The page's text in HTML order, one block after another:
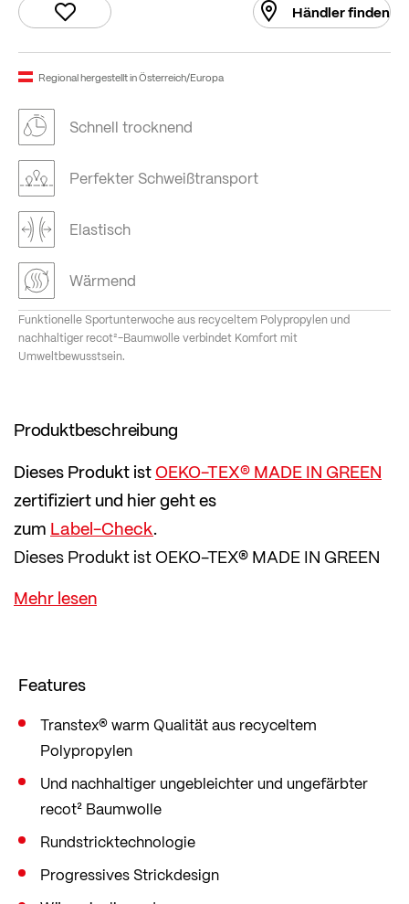
Händler finden
Regional hergestellt in Österreich/Europa
Schnell trocknend
Perfekter Schweißtransport
Elastisch
Wärmend
Funktionelle Sportunterwoche aus recyceltem Polypropylen und
nachhaltiger recot²-Baumwolle verbindet Komfort mit
Umweltbewusstsein.
Produktbeschreibung
Dieses Produkt istOEKO-TEX® MADE IN GREEN
zertifiziert und hier geht es
zum Label-Check.
Dieses Produkt ist OEKO-TEX® MADE IN GREEN
zertifiziert und hier geht es zum Label-Check.
Diese funktionelle Sportunterhose für Herren
Komfort mit Umweltbewusstsein.
Hergestellt in transtex® warm-Qualität aus
recyceltem Polypropylen und nachhaltiger
recot²-Baumwolle steht die Umweltfreundlichkeit
im Vordergrund.
Die Rundstricktechnologie und das progressive
Strickdesign bieten Isolation, hervorragenden
Feuchtigkeitstransport und schnelle
Features
Transtex® warm Qualität aus recyceltem
Polypropylen
Und nachhaltiger ungebleichter und ungefärbter
recot² Baumwolle
Rundstricktechnologie
Progressives Strickdesign